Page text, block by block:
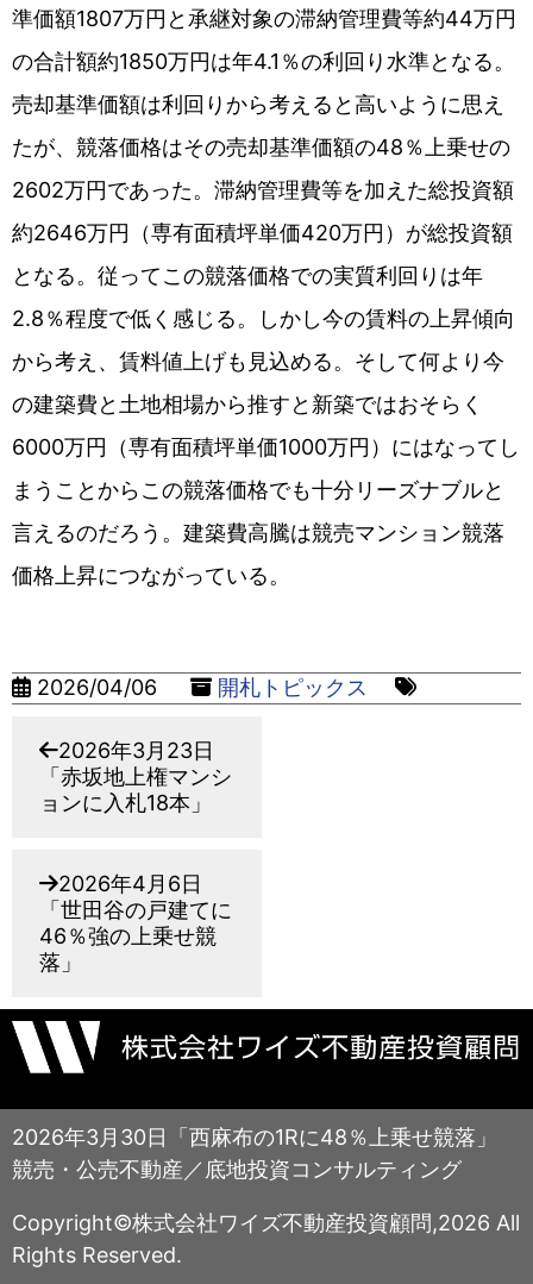
準価額1807万円と承継対象の滞納管理費等約44万円
の合計額約1850万円は年4.1％の利回り水準となる。
売却基準価額は利回りから考えると高いように思え
たが、競落価格はその売却基準価額の48％上乗せの
2602万円であった。滞納管理費等を加えた総投資額
約2646万円（専有面積坪単価420万円）が総投資額
となる。従ってこの競落価格での実質利回りは年
2.8％程度で低く感じる。しかし今の賃料の上昇傾向
から考え、賃料値上げも見込める。そして何より今
の建築費と土地相場から推すと新築ではおそらく
6000万円（専有面積坪単価1000万円）にはなってし
まうことからこの競落価格でも十分リーズナブルと
言えるのだろう。建築費高騰は競売マンション競落
価格上昇につながっている。
2026/04/06 開札トピックス
2026年3月23日
「赤坂地上権マンシ
ョンに入札18本」
2026年4月6日
「世田谷の戸建てに
46％強の上乗せ競
落」
2026年3月30日「西麻布の1Rに48％上乗せ競落」
競売・公売不動産／底地投資コンサルティング
Copyright©株式会社ワイズ不動産投資顧問,2026 All
Rights Reserved.